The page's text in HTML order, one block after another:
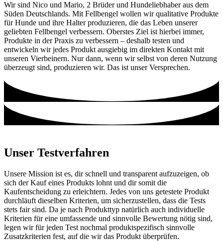
Wir sind Nico und Mario, 2 Brüder und Hundeliebhaber aus dem
Süden Deutschlands. Mit Fellbengel wollen wir qualitative Produkte
für Hunde und ihre Halter produzieren, die das Leben unserer
geliebten Fellbengel verbessern. Oberstes Ziel ist hierbei immer,
Produkte in der Praxis zu verbessern – deshalb testen und
entwickeln wir jedes Produkt ausgiebig im direkten Kontakt mit
unseren Vierbeinern. Nur dann, wenn wir selbst von deren Nutzung
überzeugt sind, produzieren wir. Das ist unser Versprechen.
Unser Testverfahren
Unsere Mission ist es, dir schnell und transparent aufzuzeigen, ob
sich der Kauf eines Produkts lohnt und dir somit die
Kaufentscheidung zu erleichtern. Jedes von uns getestete Produkt
durchläuft dieselben Kriterien, um sicherzustellen, dass die Tests
stets fair sind. Da je nach Produkttyp natürlich auch individuelle
Kriterien für eine umfassende und sinnvolle Bewertung nötig sind,
legen wir für jeden Test nochmal produktspezifisch sinnvolle
Zusatzkriterien fest, auf die wir das Produkt überprüfen.